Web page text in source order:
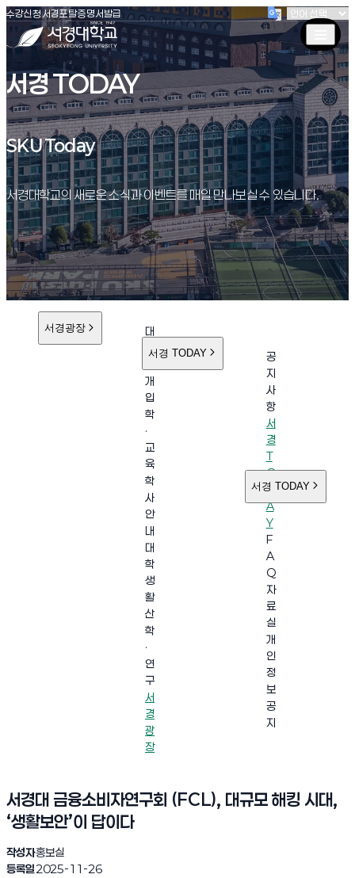
서경대학교
수강신청(새창 열림)
서경포탈(새창 열림)
증명서발급(새창 열림)
서경 TODAY
SKU Today
SKU Today
서경대학교의 새로운 소식과 이벤트를 매일 만나보실 수 있습니다.
서경광장
대
학
개
입
학
·
교
육
학
사
안
내
대
학
생
활
산
학
·
연
구
서
경
광
장
서경 TODAY
공
지
사
항
서
경
T
O
D
A
Y
F
A
Q
자
료
실
개
인
정
보
공
지
서경 TODAY
서경대 금융소비자연구회 (FCL), 대규모 해킹 시대,
‘생활보안’이 답이다
작성자홍보실
등록일2025-11-26